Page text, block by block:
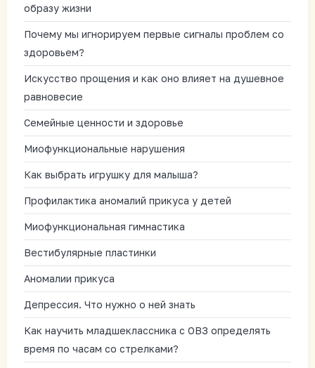
образу жизни
Почему мы игнорируем первые сигналы проблем со
здоровьем?
Искусство прощения и как оно влияет на душевное
равновесие
Семейные ценности и здоровье
Миофункциональные нарушения
Как выбрать игрушку для малыша?
Профилактика аномалий прикуса у детей
Миофункциональная гимнастика
Вестибулярные пластинки
Аномалии прикуса
Депрессия. Что нужно о ней знать
Как научить младшеклассника с ОВЗ определять
время по часам со стрелками?